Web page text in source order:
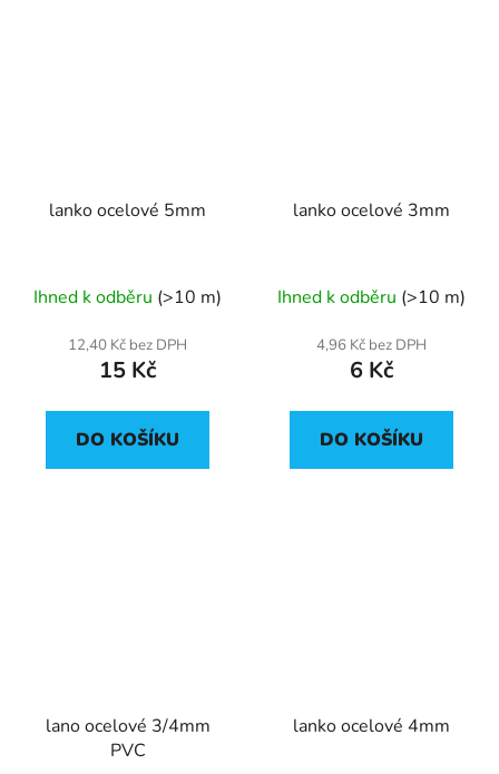
lanko ocelové 5mm
Ihned k odběru (>10 m)
12,40 Kč bez DPH
15 Kč
DO KOŠÍKU
lanko ocelové 3mm
Ihned k odběru (>10 m)
4,96 Kč bez DPH
6 Kč
DO KOŠÍKU
lano ocelové 3/4mm
PVC
lanko ocelové 4mm